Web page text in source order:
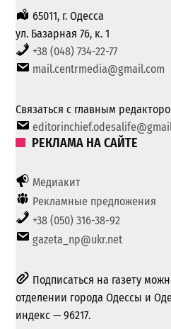
65011, г. Одесса
ул. Базарная 76, к. 1
+38 (048) 734-22-77
mail.centrmedia@gmail.com
Связаться с главным
РЕКЛАМА НА САЙТЕ
Медиакит
Рекламные предложения
+38 (050) 316-38-92
gazeta_np@ukr.net
Подписаться на газету
отделении города Одессы и
индекс — 96217.